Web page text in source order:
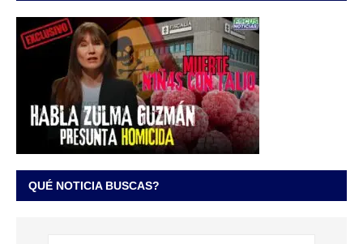
QUÉ NOTICIA BUSCAS?